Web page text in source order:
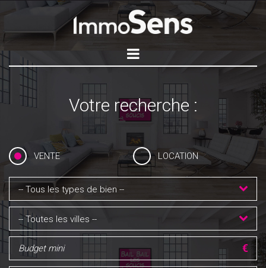
Votre recherche :
VENTE LOCATION
-- Tous les types de bien --
-- Toutes les villes --